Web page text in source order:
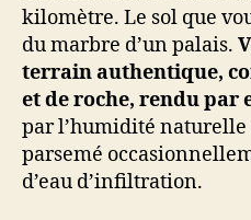
kilomètre. Le sol que
du marbre d’un palais.
terrain authentique,
et de roche, rendu par
par l’humidité naturelle
parsemé
d’eau d’infiltration.